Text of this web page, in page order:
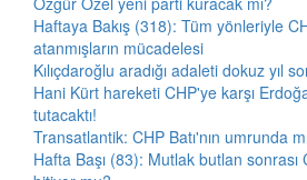
Haftaya Bakış (318): Tüm yönleriyle
atanmışların mücadelesi
Kılıçdaroğlu aradığı adaleti dokuz yıl
Hani Kürt hareketi CHP'ye karşı
tutacaktı!
Transatlantik: CHP Batı'nın umrunda
Hafta Başı (83): Mutlak butlan sonrası